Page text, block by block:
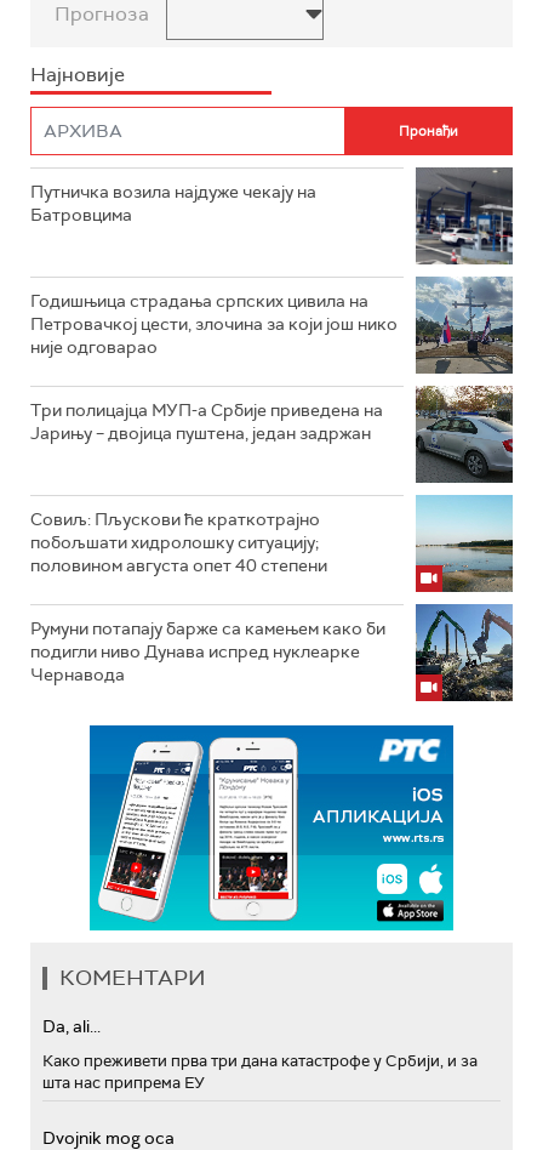
Прогноза
Најновије
Путничка возила најдуже чекају на
Батровцима
Годишњица страдања српских цивила на
Петровачкој цести, злочина за који још нико
није одговарао
Три полицајца МУП-а Србије приведена на
Јарињу – двојица пуштена, један задржан
Совиљ: Пљускови ће краткотрајно
побољшати хидролошку ситуацију;
половином августа опет 40 степени
Румуни потапају барже са камењем како би
подигли ниво Дунава испред нуклеарке
Чернавода
КОМЕНТАРИ
Da, ali...
Како преживети прва три дана катастрофе у Србији, и за
шта нас припрема ЕУ
Dvojnik mog oca